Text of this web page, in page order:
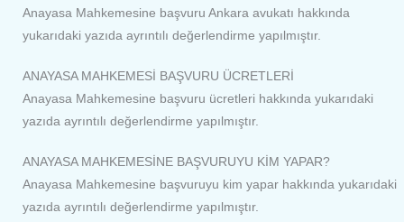
Anayasa Mahkemesine başvuru Ankara avukatı hakkında
yukarıdaki yazıda ayrıntılı değerlendirme yapılmıştır.
ANAYASA MAHKEMESİ BAŞVURU ÜCRETLERİ
Anayasa Mahkemesine başvuru ücretleri hakkında yukarıdaki
yazıda ayrıntılı değerlendirme yapılmıştır.
ANAYASA MAHKEMESİNE BAŞVURUYU KİM YAPAR?
Anayasa Mahkemesine başvuruyu kim yapar hakkında yukarıdaki
yazıda ayrıntılı değerlendirme yapılmıştır.